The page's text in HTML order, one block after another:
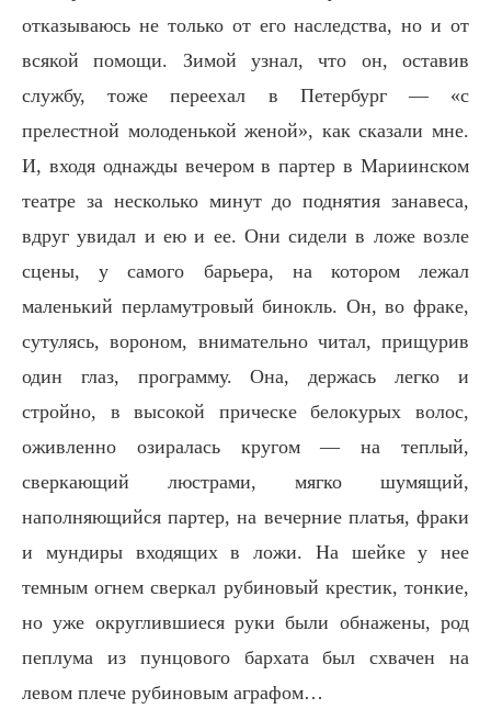
отказываюсь не только от его наследства, но и от
всякой помощи. Зимой узнал, что он, оставив
службу, тоже переехал в Петербург — «с
прелестной молоденькой женой», как сказали мне.
И, входя однажды вечером в партер в Мариинском
театре за несколько минут до поднятия занавеса,
вдруг увидал и ею и ее. Они сидели в ложе возле
сцены, у самого барьера, на котором лежал
маленький перламутровый бинокль. Он, во фраке,
сутулясь, вороном, внимательно читал, прищурив
один глаз, программу. Она, держась легко и
стройно, в высокой прическе белокурых волос,
оживленно озиралась кругом — на теплый,
сверкающий люстрами, мягко шумящий,
наполняющийся партер, на вечерние платья, фраки
и мундиры входящих в ложи. На шейке у нее
темным огнем сверкал рубиновый крестик, тонкие,
но уже округлившиеся руки были обнажены, род
пеплума из пунцового бархата был схвачен на
левом плече рубиновым аграфом…